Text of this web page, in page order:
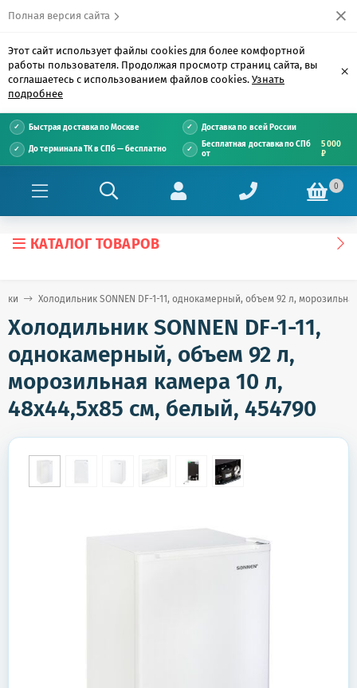
Полная версия сайта
Этот сайт использует файлы cookies для более комфортной
работы пользователя. Продолжая просмотр страниц сайта, вы
соглашаетесь с использованием файлов cookies. Узнать
подробнее
×
Быстрая доставка по Москве Доставка по всей России
До терминала ТК в СПб — бесплатно
Бесплатная доставка по СПб
от
5 000
₽
0
КАТАЛОГ ТОВАРОВ
Холодильник SONNEN DF-1-11, однокамерный, объем 92 л,
Холодильник SONNEN DF-1-11,
однокамерный, объем 92 л,
морозильная камера 10 л,
48х44,5х85 см, белый, 454790